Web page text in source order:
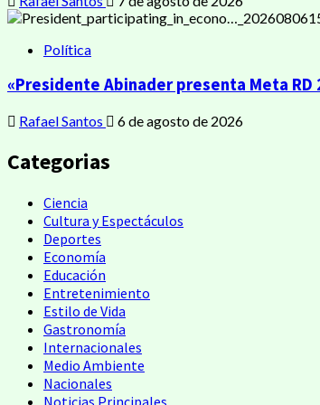
Política
«Presidente Abinader presenta Meta
Rafael Santos 6 de agosto de 2026
Categorias
Ciencia
Cultura y Espectáculos
Deportes
Economía
Educación
Entretenimiento
Estilo de Vida
Gastronomía
Internacionales
Medio Ambiente
Nacionales
Noticias Principales